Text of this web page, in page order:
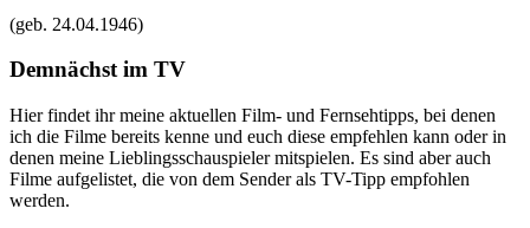
(geb. 24.04.1946)
Demnächst im TV
Hier findet ihr meine aktuellen Film- und Fernsehtipps, bei denen
ich die Filme bereits kenne und euch diese empfehlen kann oder in
denen meine Lieblingsschauspieler mitspielen. Es sind aber auch
Filme aufgelistet, die von dem Sender als TV-Tipp empfohlen
werden.